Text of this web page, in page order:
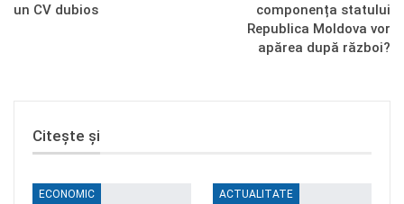
un CV dubios
componența statului
Republica Moldova vor
apărea după război?
Citește și
ECONOMIC ACTUALITATE